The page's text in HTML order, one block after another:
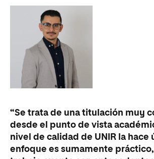
“Se trata de una titulación muy
desde el punto de vista
nivel de calidad de UNIR la hace
enfoque es sumamente